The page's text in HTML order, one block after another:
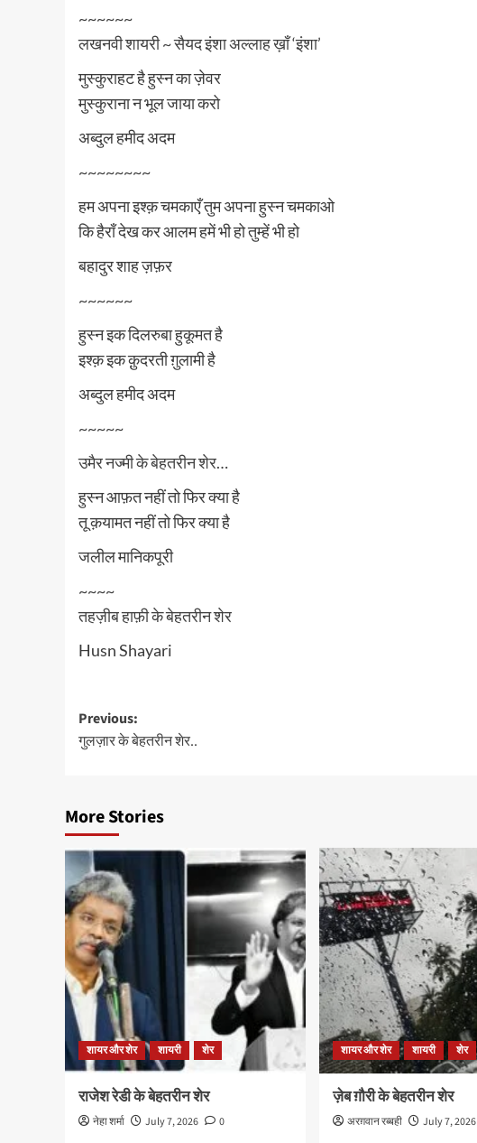
~~~~~~
लखनवी शायरी ~ सैयद इंशा अल्लाह ख़ाँ ‘इंशा’
मुस्कुराहट है हुस्न का ज़ेवर
मुस्कुराना न भूल जाया करो
अब्दुल हमीद अदम
~~~~~~~~
हम अपना इश्क़ चमकाएँ तुम अपना हुस्न चमकाओ
कि हैराँ देख कर आलम हमें भी हो तुम्हें भी हो
बहादुर शाह ज़फ़र
~~~~~~
हुस्न इक दिलरुबा हुकूमत है
इश्क़ इक क़ुदरती ग़ुलामी है
अब्दुल हमीद अदम
~~~~~
उमैर नज्मी के बेहतरीन शेर…
हुस्न आफ़त नहीं तो फिर क्या है
तू क़यामत नहीं तो फिर क्या है
जलील मानिकपूरी
~~~~
तहज़ीब हाफ़ी के बेहतरीन शेर
Husn Shayari
Post
navigation
Previous:
गुलज़ार के बेहतरीन शेर..
More Stories
शायर और शेर शायरी शेर
राजेश रेडी के बेहतरीन शेर
नेहा शर्मा July 7, 2026 0
शायर और शेर शायरी शेर
ज़ेब ग़ौरी के बेहतरीन शेर
अरग़वान रब्बही July 7, 2026